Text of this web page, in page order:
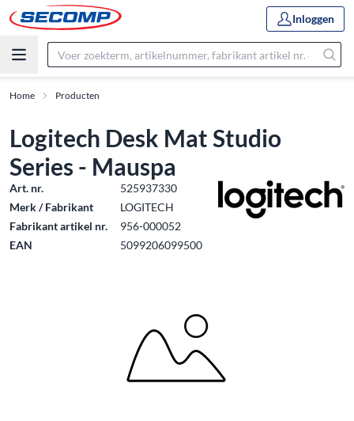
Inloggen
Home Producten
Logitech Desk Mat Studio
Series - Mauspa
Art. nr.
525937330
Merk / Fabrikant
LOGITECH
Fabrikant artikel nr.
956-000052
EAN
5099206099500